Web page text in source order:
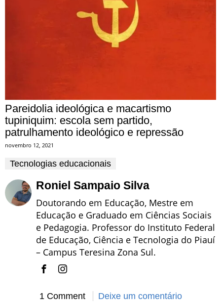
Pareidolia ideológica e macartismo
tupiniquim: escola sem partido,
patrulhamento ideológico e repressão
novembro 12, 2021
Tecnologias educacionais
Roniel Sampaio Silva
Doutorando em Educação, Mestre em
Educação e Graduado em Ciências Sociais
e Pedagogia. Professor do Instituto Federal
de Educação, Ciência e Tecnologia do Piauí
– Campus Teresina Zona Sul.
1 Comment Deixe um comentário